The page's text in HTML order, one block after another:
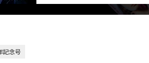
記念号